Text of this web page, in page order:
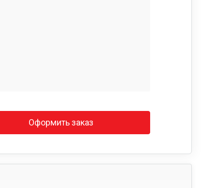
Оформить заказ